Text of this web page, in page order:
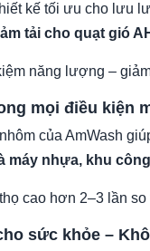
kế tối ưu cho lưu
tải cho quạt gió
năng lượng –
mọi điều kiện
của AmWash
máy nhựa, khu
cao hơn 2–3 lần
sức khỏe –